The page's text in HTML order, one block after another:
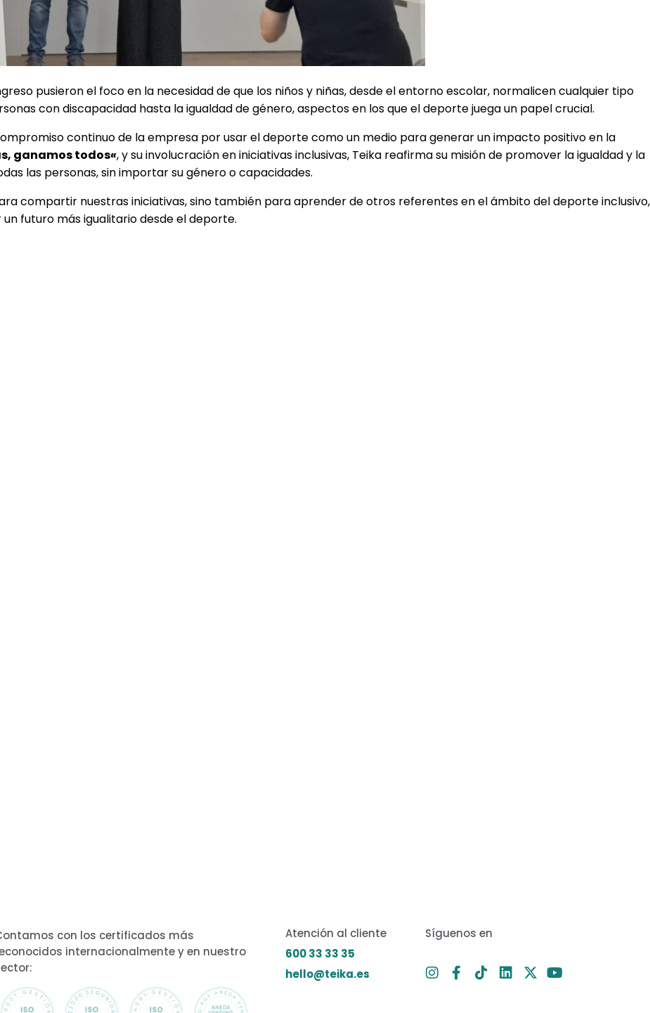
pusieron el foco en la necesidad de que los niños y niñas, desde el entorno escolar, normalicen cualquier tipo
con discapacidad hasta la igualdad de género, aspectos en los que el deporte juega un papel crucial.
continuo de la empresa por usar el deporte como un medio para generar un impacto positivo en la
ganamos todos«, y su involucración en iniciativas inclusivas, Teika reafirma su misión de promover la igualdad y la
las personas, sin importar su género o capacidades.
compartir nuestras iniciativas, sino también para aprender de otros referentes en el ámbito del deporte inclusivo,
futuro más igualitario desde el deporte.
con los certificados más
internacionalmente y en nuestro
Atención al cliente
600 33 33 35
hello@teika.es
Síguenos en